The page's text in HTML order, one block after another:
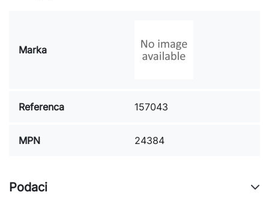
Marka
Referenca 157043
MPN 24384
Podaci